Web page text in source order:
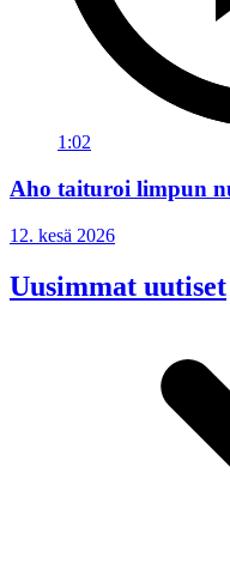
1:02
Aho taituroi limpun
12. kesä 2026
Uusimmat uutiset